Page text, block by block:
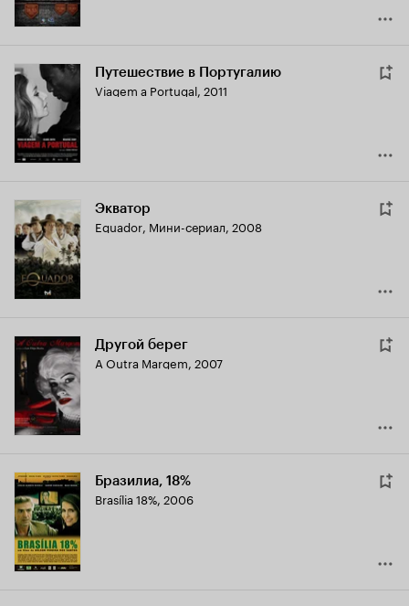
Путешествие в Португалию
Viagem a Portugal, 2011
Экватор
Equador, Мини-сериал, 2008
Другой берег
A Outra Margem, 2007
Бразилиа, 18%
Brasília 18%, 2006